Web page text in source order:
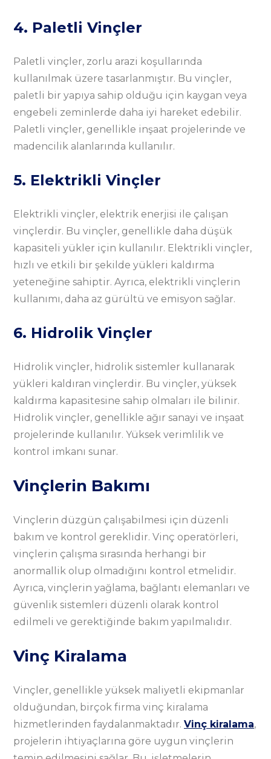
4. Paletli Vinçler
Paletli vinçler, zorlu arazi koşullarında
kullanılmak üzere tasarlanmıştır. Bu vinçler,
paletli bir yapıya sahip olduğu için kaygan veya
engebeli zeminlerde daha iyi hareket edebilir.
Paletli vinçler, genellikle inşaat projelerinde ve
madencilik alanlarında kullanılır.
5. Elektrikli Vinçler
Elektrikli vinçler, elektrik enerjisi ile çalışan
vinçlerdir. Bu vinçler, genellikle daha düşük
kapasiteli yükler için kullanılır. Elektrikli vinçler,
hızlı ve etkili bir şekilde yükleri kaldırma
yeteneğine sahiptir. Ayrıca, elektrikli vinçlerin
kullanımı, daha az gürültü ve emisyon sağlar.
6. Hidrolik Vinçler
Hidrolik vinçler, hidrolik sistemler kullanarak
yükleri kaldıran vinçlerdir. Bu vinçler, yüksek
kaldırma kapasitesine sahip olmaları ile bilinir.
Hidrolik vinçler, genellikle ağır sanayi ve inşaat
projelerinde kullanılır. Yüksek verimlilik ve
kontrol imkanı sunar.
Vinçlerin Bakımı
Vinçlerin düzgün çalışabilmesi için düzenli
bakım ve kontrol gereklidir. Vinç operatörleri,
vinçlerin çalışma sırasında herhangi bir
anormallik olup olmadığını kontrol etmelidir.
Ayrıca, vinçlerin yağlama, bağlantı elemanları ve
güvenlik sistemleri düzenli olarak kontrol
edilmeli ve gerektiğinde bakım yapılmalıdır.
Vinç Kiralama
Vinçler, genellikle yüksek maliyetli ekipmanlar
olduğundan, birçok firma vinç kiralama
hizmetlerinden faydalanmaktadır. Vinç kiralama,
projelerin ihtiyaçlarına göre uygun vinçlerin